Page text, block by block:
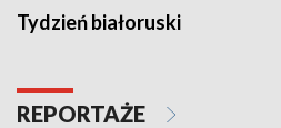
Tydzień białoruski
REPORTAŻE